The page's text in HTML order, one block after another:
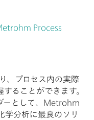
Process
、プロセス内の実際
ることができます。
ーとして、Metrohm
学分析に最良のソリ